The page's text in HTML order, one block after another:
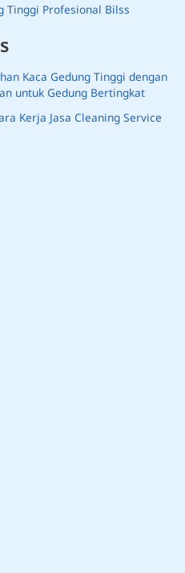
Tinggi Profesional Bilss
Kaca Gedung Tinggi dengan
untuk Gedung Bertingkat
Kerja Jasa Cleaning Service